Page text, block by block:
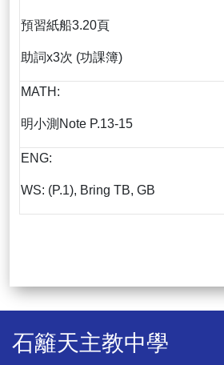
預習紙船3.20頁
助詞x3次 (功課簿)
MATH:
明小測Note P.13-15
ENG:
WS: (P.1), Bring TB, GB
石籬天主教中學